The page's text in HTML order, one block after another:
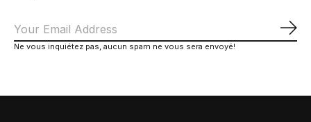
Ne vous inquiétez pas, aucun spam ne vous sera envoyé!